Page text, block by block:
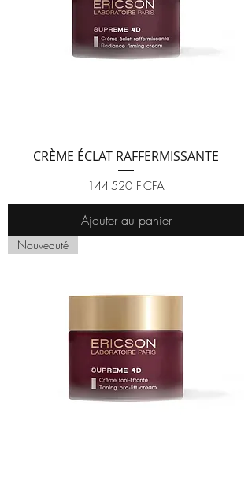
CRÈME ÉCLAT RAFFERMISSANTE
Prix
144 520 F CFA
Ajouter au panier
Nouveauté